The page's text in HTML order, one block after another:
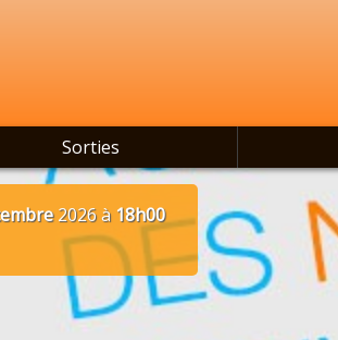
Sorties
2026 à 18h00